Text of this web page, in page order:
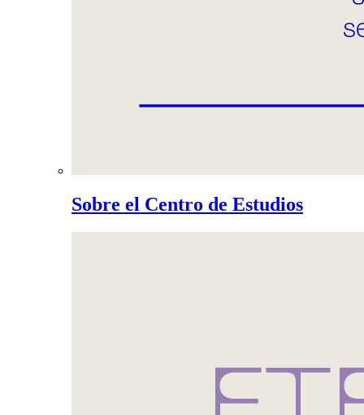
Sobre el Centro de Estudios